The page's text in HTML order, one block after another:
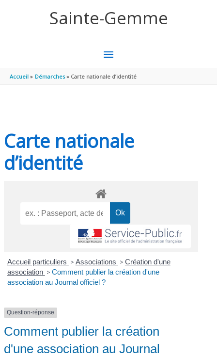
Sainte-Gemme
MENU
PRINCIPAL
Accueil Démarches Carte nationale d’identité
Carte nationale
d’identité
Accueil particuliers > Associations > Création d'une
association > Comment publier la création d'une
association au Journal officiel ?
Question-réponse
Comment publier la création
d'une association au Journal